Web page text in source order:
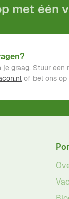
met één
je graag. Stuur een
of bel ons op